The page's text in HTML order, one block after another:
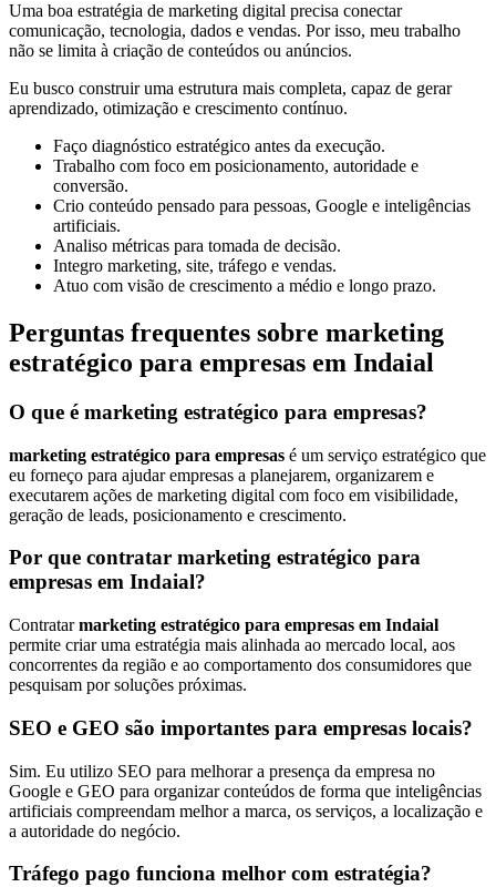
Uma boa estratégia de marketing digital precisa conectar
comunicação, tecnologia, dados e vendas. Por isso, meu trabalho
não se limita à criação de conteúdos ou anúncios.
Eu busco construir uma estrutura mais completa, capaz de gerar
aprendizado, otimização e crescimento contínuo.
Faço diagnóstico estratégico antes da execução.
Trabalho com foco em posicionamento, autoridade e
conversão.
Crio conteúdo pensado para pessoas, Google e inteligências
artificiais.
Analiso métricas para tomada de decisão.
Integro marketing, site, tráfego e vendas.
Atuo com visão de crescimento a médio e longo prazo.
Perguntas frequentes sobre marketing
estratégico para empresas em Indaial
O que é marketing estratégico para empresas?
marketing estratégico para empresas é um serviço estratégico que
eu forneço para ajudar empresas a planejarem, organizarem e
executarem ações de marketing digital com foco em visibilidade,
geração de leads, posicionamento e crescimento.
Por que contratar marketing estratégico para
empresas em Indaial?
Contratarmarketing estratégico para empresas em Indaial
permite criar uma estratégia mais alinhada ao mercado local, aos
concorrentes da região e ao comportamento dos consumidores que
pesquisam por soluções próximas.
SEO e GEO são importantes para empresas locais?
Sim. Eu utilizo SEO para melhorar a presença da empresa no
Google e GEO para organizar conteúdos de forma que inteligências
artificiais compreendam melhor a marca, os serviços, a localização e
a autoridade do negócio.
Tráfego pago funciona melhor com estratégia?